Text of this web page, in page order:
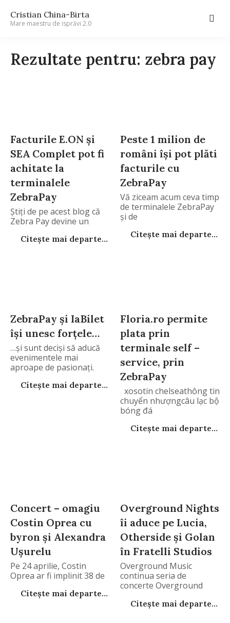
Cristian China-Birta
Mare maestru de isprăvi 2.0
Rezultate pentru: zebra pay
Facturile E.ON și
SEA Complet pot fi
achitate la
terminalele
ZebraPay
Știți de pe acest blog că
Zebra Pay devine un
Citește mai departe...
Peste 1 milion de
români își pot plăti
facturile cu
ZebraPay
Vă ziceam acum ceva timp
de terminalele ZebraPay
și de
Citește mai departe...
ZebraPay și IaBilet
își unesc forțele…
…și sunt deciși să aducă
evenimentele mai
aproape de pasionați.
Citește mai departe...
Floria.ro permite
plata prin
terminale self –
service, prin
ZebraPay
xosotin chelseathông tin
chuyển nhượngcâu lạc bộ
bóng đá
Citește mai departe...
Concert – omagiu
Costin Oprea cu
byron și Alexandra
Ușurelu
Pe 24 aprilie, Costin
Oprea ar fi implinit 38 de
Citește mai departe...
Overground Nights
îi aduce pe Lucia,
Otherside și Golan
în Fratelli Studios
Overground Music
continua seria de
concerte Overground
Citește mai departe...